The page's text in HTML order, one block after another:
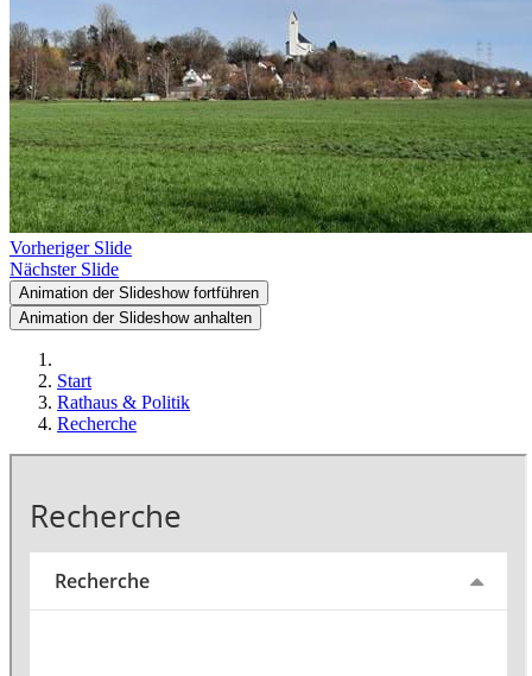
Vorheriger Slide
Nächster Slide
Animation der Slideshow fortführen
Animation der Slideshow anhalten
Start
Rathaus & Politik
Recherche